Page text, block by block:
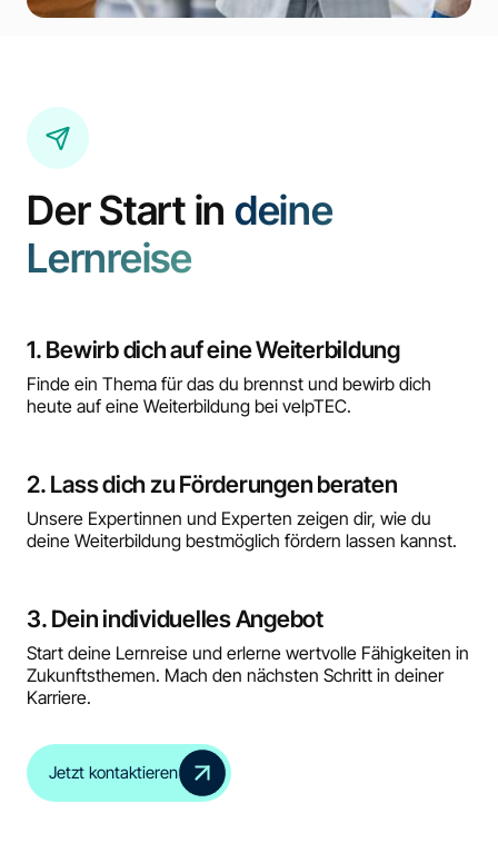
Der Start in deine
Lernreise
1. Bewirb dich auf eine Weiterbildung
Finde ein Thema für das du brennst und bewirb dich
heute auf eine Weiterbildung bei velpTEC.
2. Lass dich zu Förderungen beraten
Unsere Expertinnen und Experten zeigen dir, wie du
deine Weiterbildung bestmöglich fördern lassen kannst.
3. Dein individuelles Angebot
Start deine Lernreise und erlerne wertvolle Fähigkeiten in
Zukunftsthemen. Mach den nächsten Schritt in deiner
Karriere.
Jetzt kontaktieren